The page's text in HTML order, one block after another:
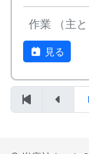
収穫祭に
3 永
4
棚⽥
うた
6 あし
作業 （主
見る